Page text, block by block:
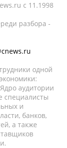
c 11.1998
разбора -
одной
аудитории
специалисты
и
банков,
а также